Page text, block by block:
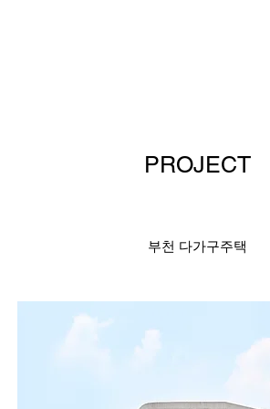
PROJECT
부천 다가구주택